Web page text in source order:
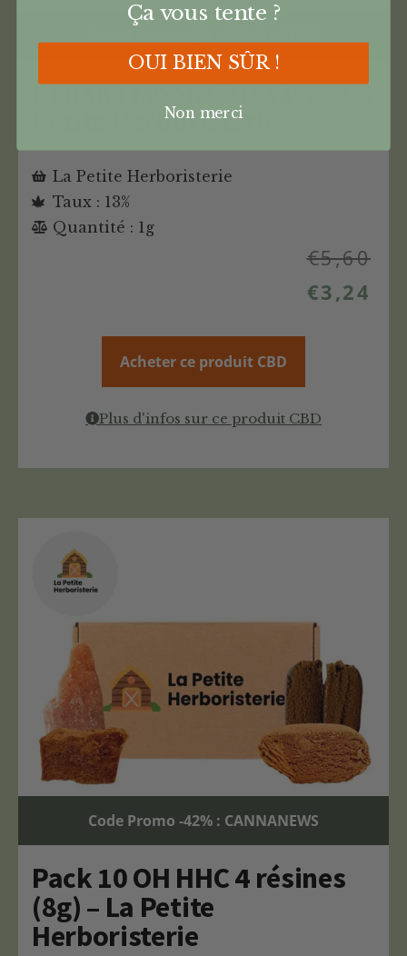
Banana Moon CBD 13% – La
Petite Herboristerie
La Petite Herboristerie
Taux : 13%
Quantité : 1g
€5,60
€3,24
Acheter ce produit CBD
Plus d'infos sur ce produit CBD
Code Promo -42% : CANNANEWS
Pack 10 OH HHC 4 résines
(8g) – La Petite
Herboristerie
Ça vous tente ?
OUI BIEN SÛR !
Non merci